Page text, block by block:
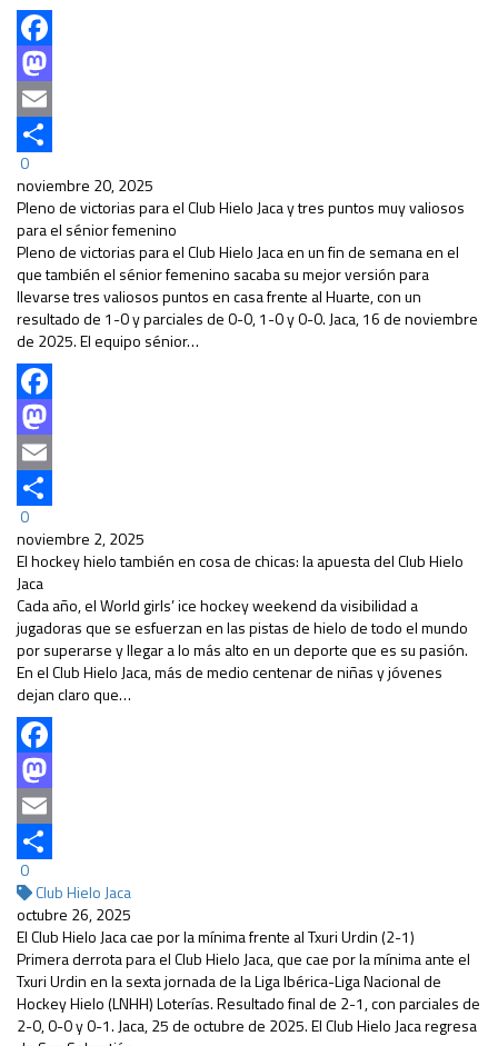
Facebook
Mastodon
Email
Compartir
0
noviembre 20, 2025
Pleno de victorias para el Club Hielo Jaca y tres puntos muy valiosos
para el sénior femenino
Pleno de victorias para el Club Hielo Jaca en un fin de semana en el
que también el sénior femenino sacaba su mejor versión para
llevarse tres valiosos puntos en casa frente al Huarte, con un
resultado de 1-0 y parciales de 0-0, 1-0 y 0-0. Jaca, 16 de noviembre
de 2025. El equipo sénior…
Facebook
Mastodon
Email
Compartir
0
noviembre 2, 2025
El hockey hielo también en cosa de chicas: la apuesta del Club Hielo
Jaca
Cada año, el World girls’ ice hockey weekend da visibilidad a
jugadoras que se esfuerzan en las pistas de hielo de todo el mundo
por superarse y llegar a lo más alto en un deporte que es su pasión.
En el Club Hielo Jaca, más de medio centenar de niñas y jóvenes
dejan claro que…
Facebook
Mastodon
Email
Compartir
0
Club Hielo Jaca
octubre 26, 2025
El Club Hielo Jaca cae por la mínima frente al Txuri Urdin (2-1)
Primera derrota para el Club Hielo Jaca, que cae por la mínima ante el
Txuri Urdin en la sexta jornada de la Liga Ibérica-Liga Nacional de
Hockey Hielo (LNHH) Loterías. Resultado final de 2-1, con parciales de
2-0, 0-0 y 0-1. Jaca, 25 de octubre de 2025. El Club Hielo Jaca regresa